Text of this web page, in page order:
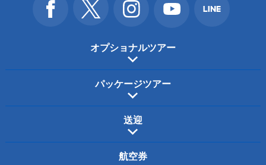
オプショナルツアー
パッケージツアー
送迎
航空券